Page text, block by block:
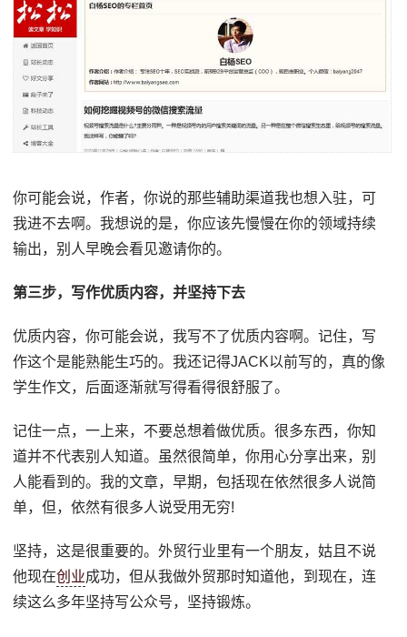
你可能会说，作者，你说的那些辅助渠道我也想入驻，可
我进不去啊。我想说的是，你应该先慢慢在你的领域持续
输出，别人早晚会看见邀请你的。
第三步，写作优质内容，并坚持下去
优质内容，你可能会说，我写不了优质内容啊。记住，写
作这个是能熟能生巧的。我还记得JACK以前写的，真的像
学生作文，后面逐渐就写得看得很舒服了。
记住一点，一上来，不要总想着做优质。很多东西，你知
道并不代表别人知道。虽然很简单，你用心分享出来，别
人能看到的。我的文章，早期，包括现在依然很多人说简
单，但，依然有很多人说受用无穷!
坚持，这是很重要的。外贸行业里有一个朋友，姑且不说
他现在创业成功，但从我做外贸那时知道他，到现在，连
续这么多年坚持写公众号，坚持锻炼。